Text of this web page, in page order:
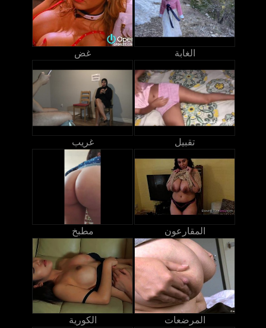
غض الغابة
غريب تقبيل
مطبخ المقارعون
الكورية المرضعات